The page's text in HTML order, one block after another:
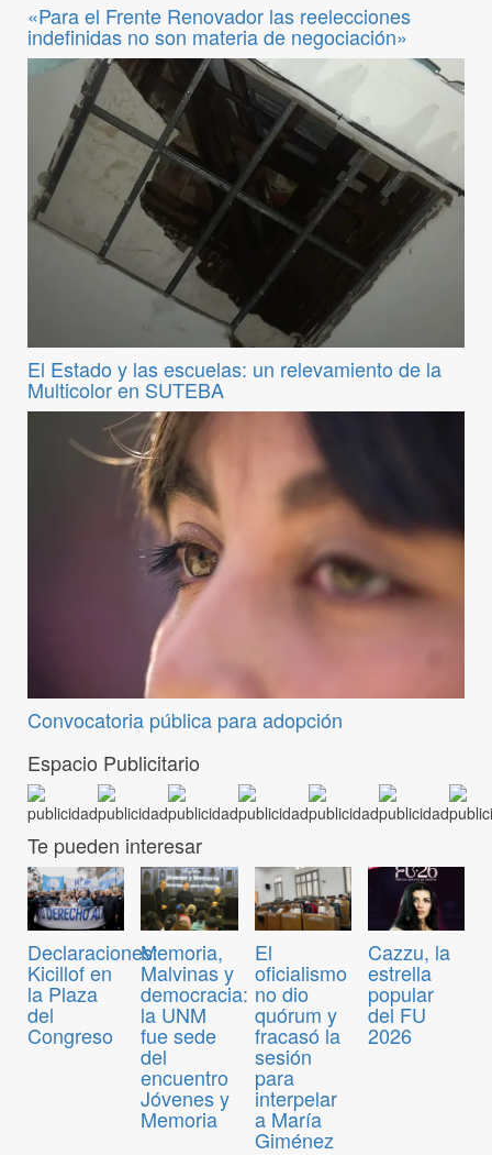
«Para el Frente Renovador las reelecciones
indefinidas no son materia de negociación»
El Estado y las escuelas: un relevamiento de la
Multicolor en SUTEBA
Convocatoria pública para adopción
Espacio Publicitario
Te pueden interesar
Declaraciones:
Kicillof en
la Plaza
del
Congreso
Memoria,
Malvinas y
democracia:
la UNM
fue sede
del
encuentro
Jóvenes y
Memoria
El
oficialismo
no dio
quórum y
fracasó la
sesión
para
interpelar
a María
Giménez
Cazzu, la
estrella
popular
del FU
2026